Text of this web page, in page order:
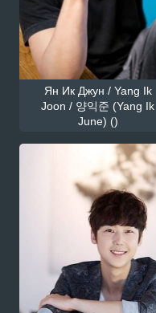
Ян Ик Джун / Yang Ik
Joon / 양익준 (Yang Ik
June) ()